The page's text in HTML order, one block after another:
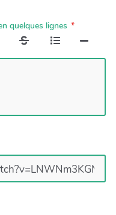
quelques lignes